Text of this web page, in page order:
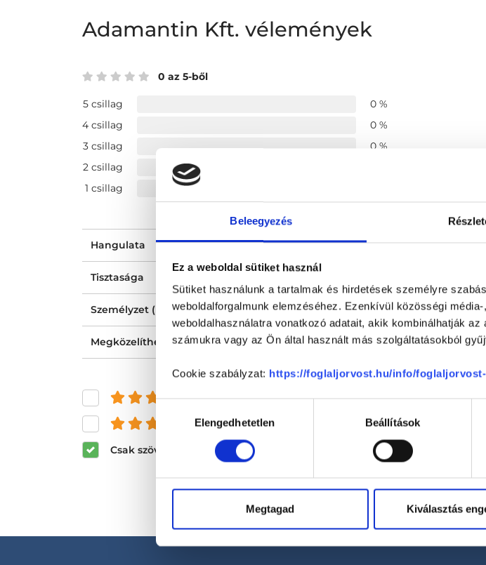
Beleegyezés
Ez a weboldal sütiket használ
Sütiket használunk a tartalmak és hirdetések személyre
weboldalforgalmunk elemzéséhez. Ezenkívül közösségi
weboldalhasználatra vonatkozó adatait, akik kombinálhatják
számukra vagy az Ön által használt más szolgáltatásokból
Cookie szabályzat: https://foglaljorvost.hu/info/
Hozzájárulás
kiválasztásaElengedhetetlen Beállítások
Megtagad Kiválasztás
Adamantin Kft. vélemények
0 az 5-ből
5 csillag
0 %
4 csillag
0 %
3 csillag
0 %
2 csillag
1 csillag
Hangulata -
Tisztasága
Személyzet (recepció, nővér, asszisztens) hozzáállása -
Megközelíthetősége -
és felette
és felette
Csak szöveges értékelések megjelenítése